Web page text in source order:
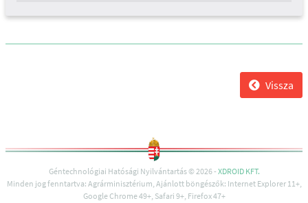
Vissza
Géntechnológiai Hatósági Nyilvántartás © 2026 - XDROID KFT.
Minden jog fenntartva: Agrárminisztérium, Ajánlott böngészők: Internet Explorer 11+,
Google Chrome 49+, Safari 9+, Firefox 47+